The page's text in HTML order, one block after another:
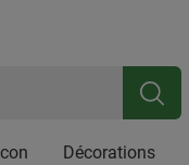
Décorations